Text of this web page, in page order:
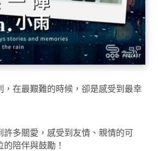
，在最艱難的時候，卻是感受到最幸
許多關愛，感受到友情、親情的可
陪伴與鼓勵！